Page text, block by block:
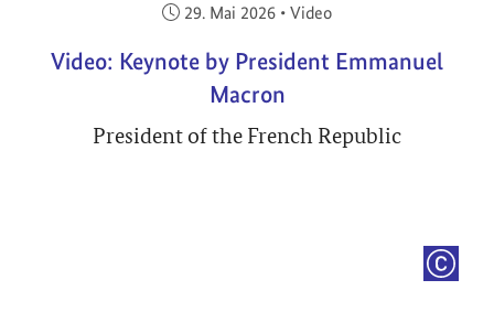
Veröffentlicht am:
29. Mai 2026 • Video
Video: Keynote by President Emmanuel
Macron
President of the French Republic